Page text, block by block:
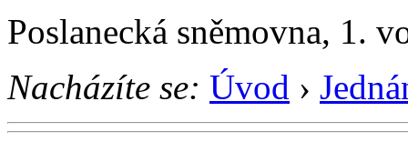
Poslanecká sněmovna, 1.
Nacházíte se: Úvod ›